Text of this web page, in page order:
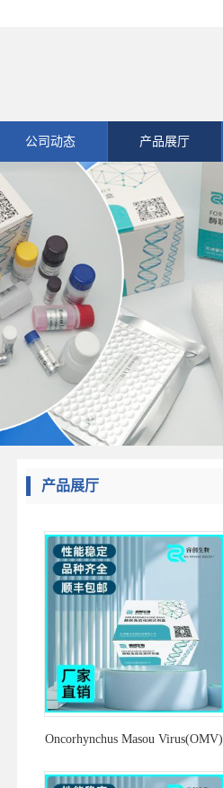
公司动态 产品展厅
产品展厅
Oncorhynchus Masou Virus(OMV)